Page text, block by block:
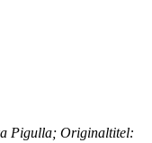
Pigulla; Originaltitel: